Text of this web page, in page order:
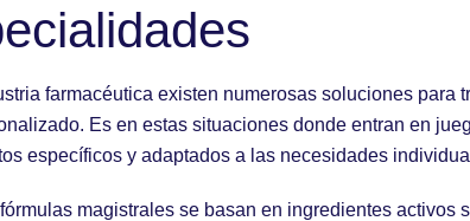
farmacéutica existen numerosas soluciones
Es en estas situaciones donde entran en
específicos y adaptados a las necesidades
magistrales se basan en ingredientes